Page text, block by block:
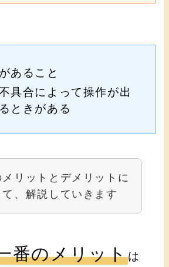
あること
具合によって操作が出
ときがある
メリットとデメリットに
て、解説していきます
番のメリットは